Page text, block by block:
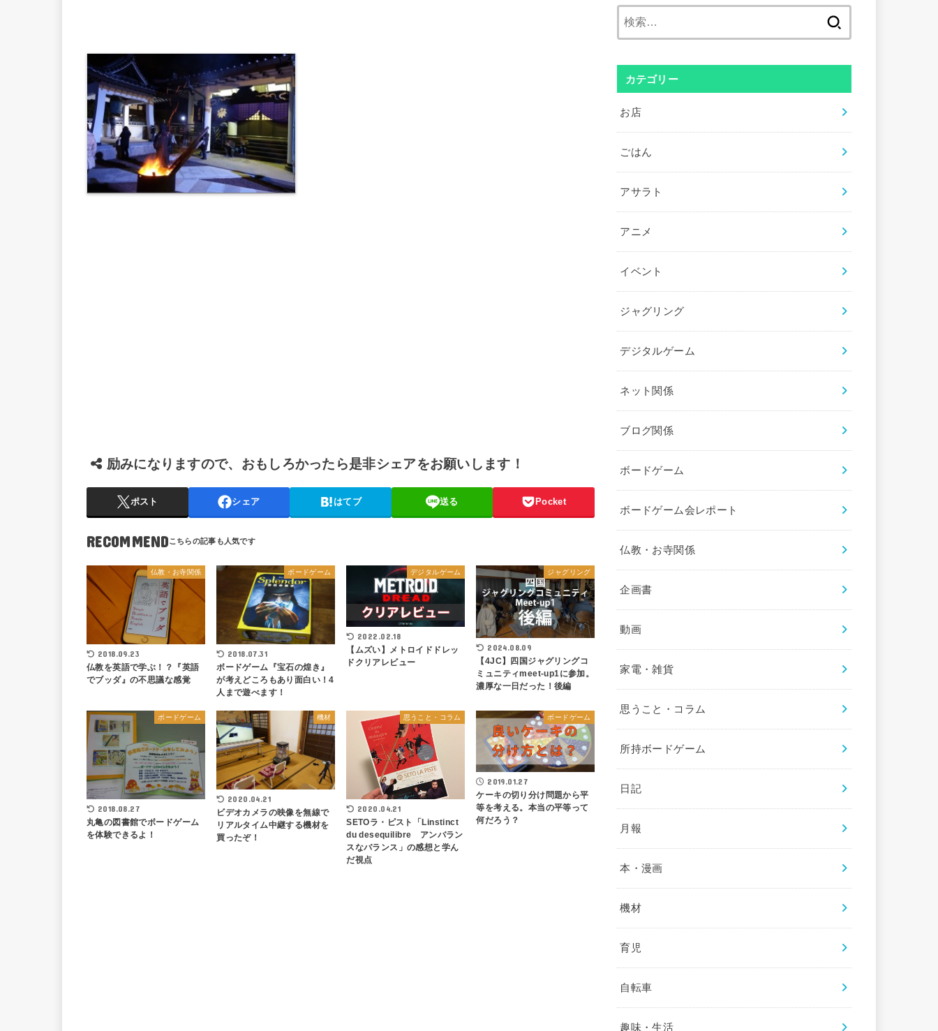
励みになりますので、おもしろかったら是非シェアをお願いします！
ポスト シェア はてブ 送る Pocket
RECOMMEND
仏教・お寺関係
2018.09.23
仏教を英語で学ぶ！？『英語
でブッダ』の不思議な感覚
ボードゲーム
2018.07.31
ボードゲーム『宝石の煌き』
が考えどころもあり面白い！4
人まで遊べます！
デジタルゲーム
2022.02.18
【ムズい】メトロイドドレッ
ドクリアレビュー
ジャグリング
2024.08.09
【4JC】四国ジャグリングコ
ミュニティmeet-up1に参加。
濃厚な一日だった！後編
ボードゲーム
2018.08.27
丸亀の図書館でボードゲーム
を体験できるよ！
機材
2020.04.21
ビデオカメラの映像を無線で
リアルタイム中継する機材を
買ったぞ！
思うこと・コラム
2020.04.21
SETOラ・ピスト「Linstinct
du desequilibre アンバラン
スなバランス」の感想と学ん
だ視点
ボードゲーム
2019.01.27
ケーキの切り分け問題から平
等を考える。本当の平等って
何だろう？
カテゴリー
お店
ごはん
アサラト
アニメ
イベント
ジャグリング
デジタルゲーム
ネット関係
ブログ関係
ボードゲーム
ボードゲーム会レポート
仏教・お寺関係
企画書
動画
家電・雑貨
思うこと・コラム
所持ボードゲーム
日記
月報
本・漫画
機材
育児
自転車
趣味・生活